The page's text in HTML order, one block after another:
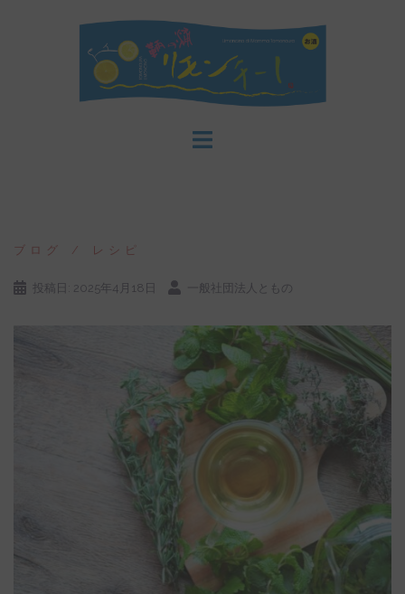
ブログ レシピ
投稿日: 2025年4月18日 一般社団法人ともの